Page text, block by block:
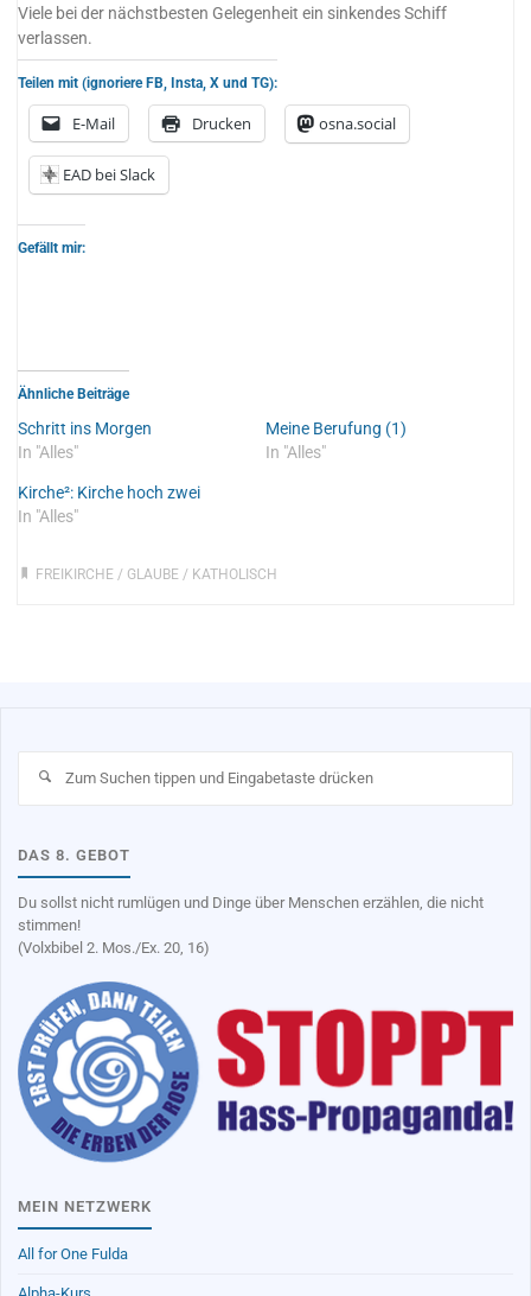
Viele bei der nächstbesten Gelegenheit ein sinkendes Schiff
verlassen.
Teilen mit (ignoriere FB, Insta, X und TG):
E-Mail Drucken osna.social
EAD bei Slack
Gefällt mir:
Ähnliche Beiträge
Schritt ins Morgen
In "Alles"
Meine Berufung (1)
In "Alles"
Kirche²: Kirche hoch zwei
In "Alles"
FREIKIRCHE/ GLAUBE/ KATHOLISCH
DAS 8. GEBOT
Du sollst nicht rumlügen und Dinge über Menschen erzählen, die nicht
stimmen!
(Volxbibel 2. Mos./Ex. 20, 16)
MEIN NETZWERK
All for One Fulda